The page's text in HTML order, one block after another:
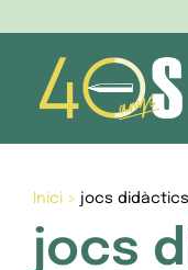
content
Inici> jocs didàctics
jocs